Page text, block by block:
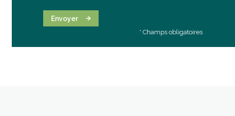
Envoyer
* Champs obligatoires